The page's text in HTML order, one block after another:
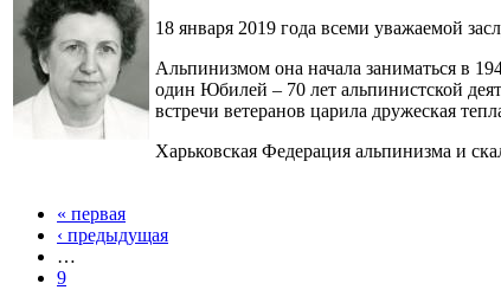
18 января 2019 года всеми уважаемой
Альпинизмом она начала заниматься в
один Юбилей – 70 лет альпинистской
встречи ветеранов царила дружеская
Харьковская Федерация альпинизма и
« первая
‹ предыдущая
…
9